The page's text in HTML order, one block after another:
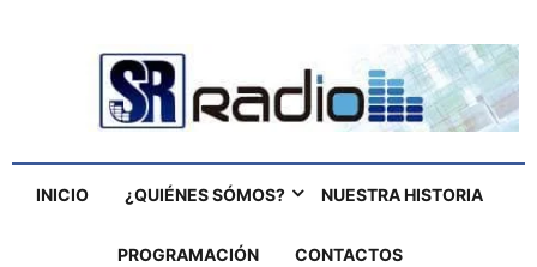
INICIO ¿QUIÉNES SÓMOS? NUESTRA HISTORIA
PROGRAMACIÓN CONTACTOS